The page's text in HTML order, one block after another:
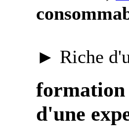
► Riche
formation
d'une